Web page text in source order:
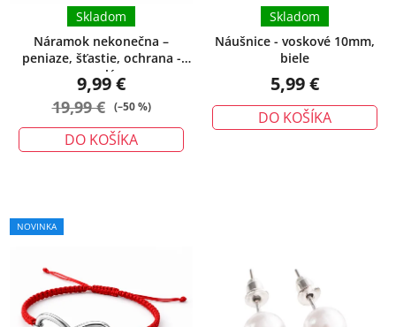
Náramok nekonečna –
peniaze, šťastie, ochrana -
malý
Skladom
9,99 €
19,99 € (–50 %)
DO KOŠÍKA
Náušnice - voskové 10mm,
biele
Skladom
5,99 €
DO KOŠÍKA
NOVINKA